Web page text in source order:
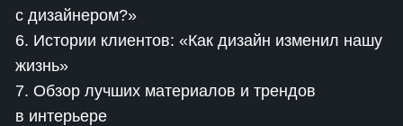
с дизайнером?»
6. Истории клиентов: «Как дизайн изменил нашу
жизнь»
7. Обзор лучших материалов и трендов
в интерьере